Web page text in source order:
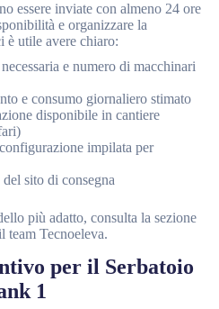
essere inviate con almeno 24 ore
e organizzare la
è utile avere chiaro:
e numero di macchinari
e consumo giornaliero stimato
disponibile in cantiere
impilata per
sito di consegna
più adatto, consulta la sezione
team Tecnoeleva.
per il Serbatoio
1